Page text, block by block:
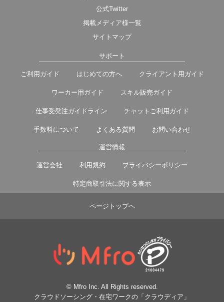
公式Twitter
掲載メディア様一覧
サイトマップ
サポート
ご利用ガイド はじめての方へ クライアント用ガイド
ワーカー用ガイド スキル販売ガイド
仕事受発注ガイドライン チャットご利用ガイド
手数料について よくある質問 お問い合わせ
運営情報
運営会社 利用規約 プライバシーポリシー
特定商取引法に関する表示
ページトップヘ
© Mfro Inc. All Rights reserved.
クラウドソーシング・在宅ワークの「クラウディア」